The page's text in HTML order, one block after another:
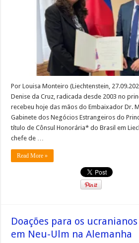
Por Louisa Monteiro (Liechtenstein,
Denise da Cruz, radicada desde 2003 no
recebeu hoje das mãos do Embaixador Dr.
Gabinete dos Negócios Estrangeiros do
título de Cônsul Honorária* do Brasil em
chefe de …
Read More »
Doações para os
em Neu-Ulm na Alemanha